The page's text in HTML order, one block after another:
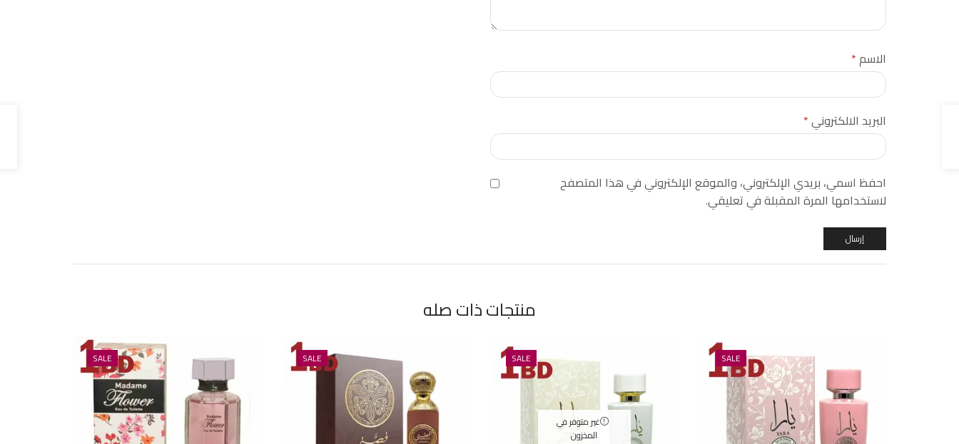
الاسم *
البريد الالكتروني*
احفظ اسمي، بريدي الإلكتروني، والموقع الإلكتروني في هذا المتصفح
لاستخدامها المرة المقبلة في تعليقي.
منتجات ذات صله
SALE
SALE
غير متوفر في
المخزون
SALE
SALE